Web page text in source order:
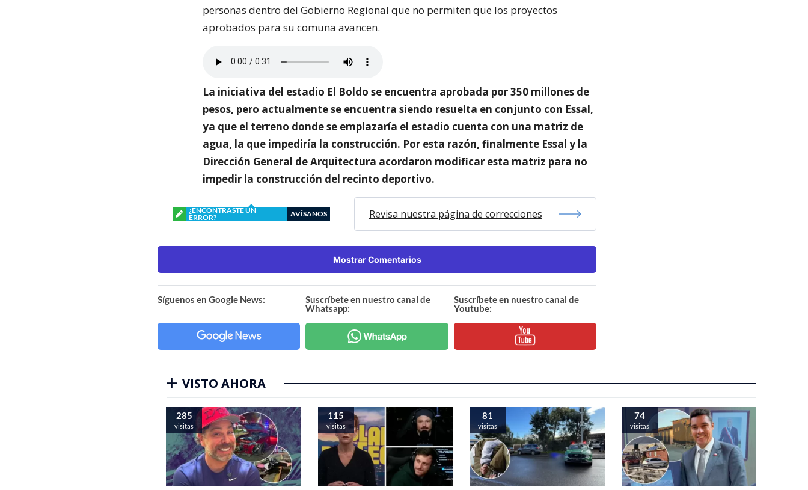
personas dentro del Gobierno Regional que no permiten que los proyectos
aprobados para su comuna avancen.
La iniciativa del estadio El Boldo se encuentra aprobada por 350 millones de
pesos, pero actualmente se encuentra siendo resuelta en conjunto con Essal,
ya que el terreno donde se emplazaría el estadio cuenta con una matriz de
agua, la que impediría la construcción. Por esta razón, finalmente Essal y la
Dirección General de Arquitectura acordaron modificar esta matriz para no
impedir la construcción del recinto deportivo.
¿ENCONTRASTE UN
ERROR?
AVÍSANOS Revisa nuestra página de correcciones
Mostrar Comentarios
Síguenos en Google News:
Suscríbete en nuestro canal de
Whatsapp:
Suscríbete en nuestro canal de
Youtube:
VISTO AHORA
285
visitas
115
visitas
81
visitas
74
visitas